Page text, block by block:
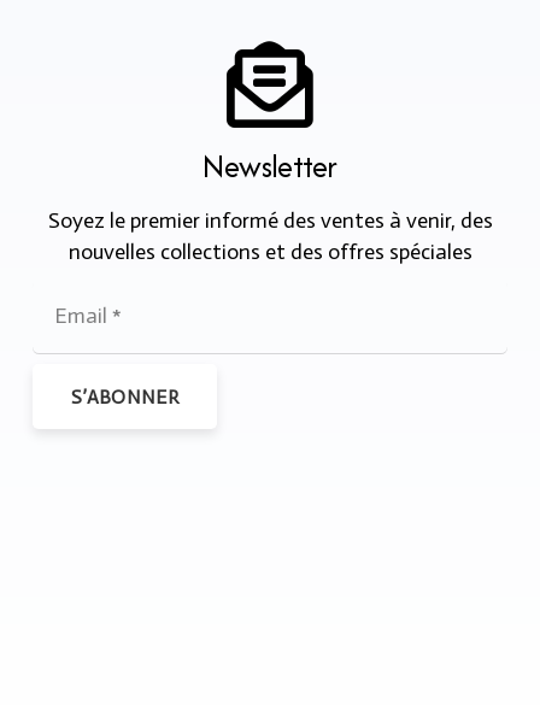
Newsletter
Soyez le premier informé des ventes à venir, des
nouvelles collections et des offres spéciales
S’ABONNER